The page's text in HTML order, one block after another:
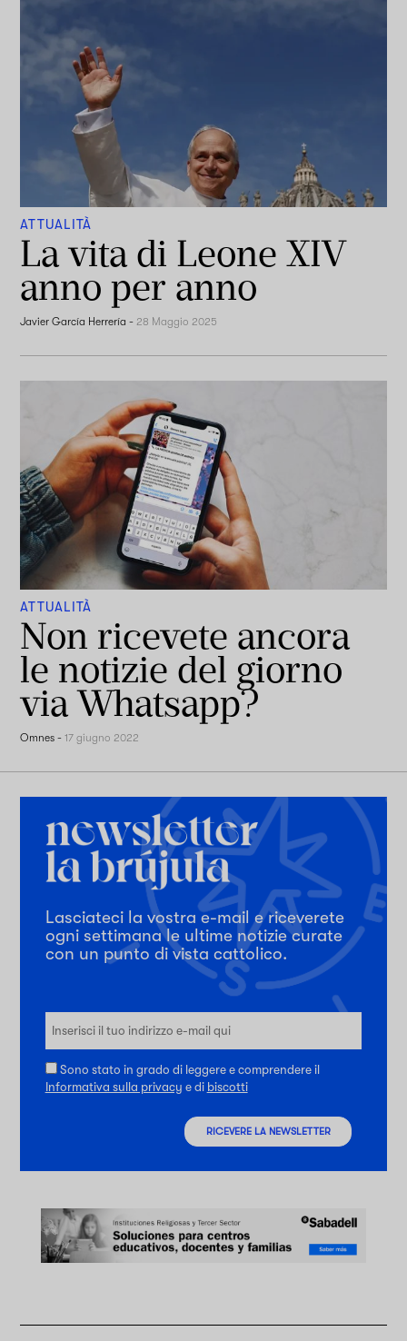
ATTUALITÀ
La vita di Leone XIV
anno per anno
Javier García Herrería -28 Maggio 2025
ATTUALITÀ
Non ricevete ancora
le notizie del giorno
via Whatsapp?
Omnes -17 giugno 2022
Lasciateci la vostra e-mail e riceverete
ogni settimana le ultime notizie curate
con un punto di vista cattolico.
Sono stato in grado di leggere e comprendere il
Informativa sulla privacy e di biscotti
RICEVERE LA NEWSLETTER